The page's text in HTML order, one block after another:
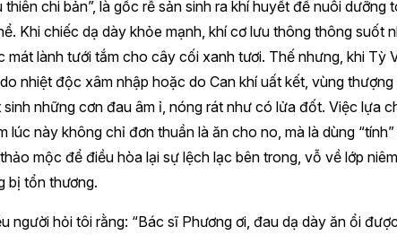
thiên chi bản”, là gốc rễ sản sinh ra khí huyết để nuôi dưỡng
Khi chiếc dạ dày khỏe mạnh, khí cơ lưu thông thông suốt
mát lành tưới tắm cho cây cối xanh tươi. Thế nhưng, khi Tỳ
nhiệt độc xâm nhập hoặc do Can khí uất kết, vùng thượng
sinh những cơn đau âm ỉ, nóng rát như có lửa đốt. Việc lựa
lúc này không chỉ đơn thuần là ăn cho no, mà là dùng “tính”
mộc để điều hòa lại sự lệch lạc bên trong, vỗ về lớp
bị tổn thương.
người hỏi tôi rằng: “Bác sĩ Phương ơi, đau dạ dày ăn ổi được